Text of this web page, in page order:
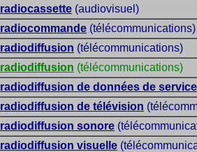
radiocassette (audiovisuel)
radiocommande (télécommunications)
radiodiffusion (télécommunications)
radiodiffusion (télécommunications)
radiodiffusion de données de service
radiodiffusion de télévision
radiodiffusion sonore
radiodiffusion visuelle